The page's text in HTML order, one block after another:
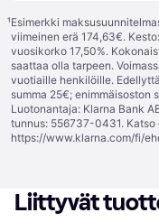
¹Esimerkki
viimeinen erä 174,63€.
vuosikorko 17,50%.
saattaa olla tarpeen.
vuotiaille henkilöille.
summa 25€; enimmäisoston
Luotonantaja: Klarna Bank
tunnus: 556737-0431. Katso
https://www.klarna.com/fi/
Liittyvät